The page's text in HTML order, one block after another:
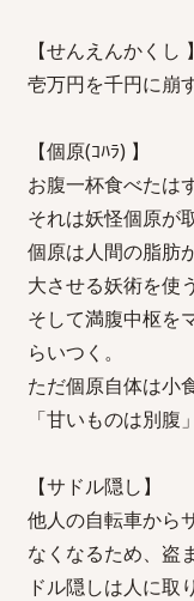
【せんえんかくし 】
壱万円を千円に崩
【個原(ｺﾊﾗ) 】
お腹一杯食べたは
それは妖怪個原が
個原は人間の脂肪
大させる妖術を使う
そして満腹中枢を
らいつく。
ただ個原自体は小
「甘いものは別腹
【サドル隠し】
他人の自転車から
なくなるため、盗
ドル隠しは人に取